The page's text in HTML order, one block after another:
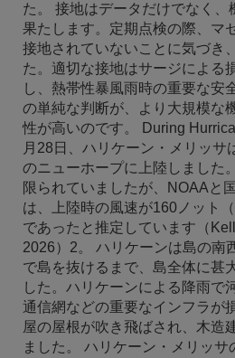
た。 接地はデータだけでなく、
果たします。定期点検の際、マ
接地されていないことに気づき
た。適切な接地はサージによる
し、熱帯性暴風雨時の重要な安
の単純な判断が、より大規模な
性が高いのです。 During
月28日、ハリケーン・メリッサ
のニューホープに上陸しました
限られていましたが、NOAAと
は、上陸時の風速が160ノット
であったと推定しています（
2026）2。 ハリケーンは島の南
で島を抜けるまで、島全体に甚
した。ハリケーンによる降雨で
通信網などの重要なインフラが
屋の屋根が吹き飛ばされ、木造
ました。 ハリケーン・メリッ